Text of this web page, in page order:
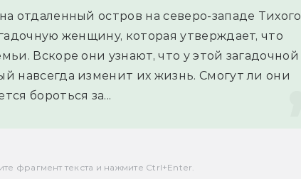
отдаленный остров на северо-западе Тихого
женщину, которая утверждает, что
Вскоре они узнают, что у этой загадочной
навсегда изменит их жизнь. Смогут ли они
бороться за...
фрагмент текста и нажмите Ctrl+Enter.